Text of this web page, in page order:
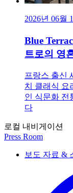
2026년 06월
Blue
트로의 영
프랑스 출신
치 클래식 요
인 식문화 전
다
로컬 내비게이션
Press Room
보도 자료 &